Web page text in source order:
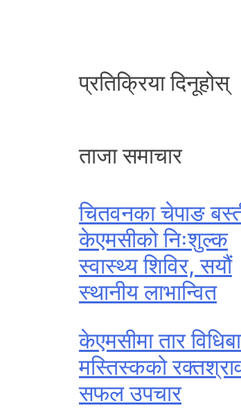
प्रतिक्रिया दिनूहोस्
ताजा समाचार
चितवनका चेपाङ
केएमसीको निःशुल्क
स्वास्थ्य शिविर, सयौं
स्थानीय लाभान्वित
केएमसीमा तार
मस्तिस्कको
सफल उपचार